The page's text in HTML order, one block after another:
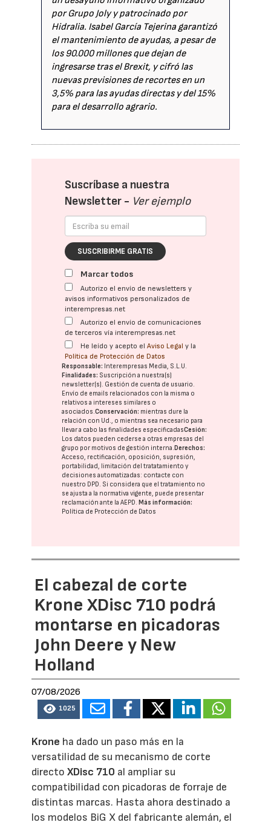
por Grupo Joly y patrocinado por
Hidralia. Isabel García Tejerina garantizó
el mantenimiento de ayudas, a pesar de
los 90.000 millones que dejan de
ingresarse tras el Brexit, y cifró las
nuevas previsiones de recortes en un
3,5% para las ayudas directas y del 15%
para el desarrollo agrario.
Suscríbase a nuestra
Newsletter - Ver ejemplo
SUSCRIBIRME GRATIS
Marcar todos
Autorizo el envío de newsletters y
avisos informativos personalizados de
interempresas.net
Autorizo el envío de comunicaciones
de terceros vía interempresas.net
He leído y acepto elAviso Legal y la
Política de Protección de Datos
Responsable: Interempresas Media, S.L.U.
Finalidades: Suscripción a nuestra(s)
newsletter(s). Gestión de cuenta de usuario.
Envío de emails relacionados con la misma o
relativos a intereses similares o
asociados.Conservación: mientras dure la
relación con Ud., o mientras sea necesario para
llevar a cabo las finalidades especificadasCesión:
Los datos pueden cederse a otras empresas del
grupo por motivos de gestión interna. Derechos:
Acceso, rectificación, oposición, supresión,
portabilidad, limitación del tratatamiento y
decisiones automatizadas: contacte con
nuestro DPD. Si considera que el tratamiento no
se ajusta a la normativa vigente, puede presentar
reclamación ante laAEPD. Más información:
Política de Protección de Datos
El cabezal de corte
Krone XDisc 710 podrá
montarse en picadoras
John Deere y New
Holland
07/08/2026
1025
Krone ha dado un paso más en la
versatilidad de su mecanismo de corte
directoXDisc 710 al ampliar su
compatibilidad con picadoras de forraje de
distintas marcas. Hasta ahora destinado a
los modelos BiG X del fabricante alemán, el